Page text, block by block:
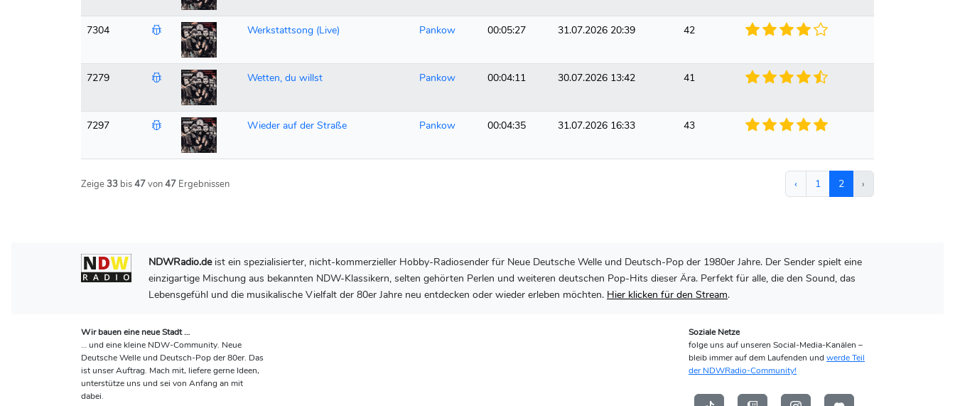
7304 Werkstattsong (Live) Pankow 00:05:27 31.07.2026 20:39 42
7279 Wetten, du willst Pankow 00:04:11 30.07.2026 13:42 41
7297 Wieder auf der Straße Pankow 00:04:35 31.07.2026 16:33 43
Zeige33 bis47von47 Ergebnissen ‹ 1 2 ›
NDWRadio.deist ein spezialisierter, nicht-kommerzieller Hobby-Radiosender für Neue Deutsche Welle und Deutsch-Pop der 1980er Jahre. Der Sender spielt eine
einzigartige Mischung aus bekannten NDW-Klassikern, selten gehörten Perlen und weiteren deutschen Pop-Hits dieser Ära. Perfekt für alle, die den Sound, das
Lebensgefühl und die musikalische Vielfalt der 80er Jahre neu entdecken oder wieder erleben möchten. Hier klicken für den Stream.
Wir bauen eine neue Stadt …
… und eine kleine NDW-Community. Neue
Deutsche Welle und Deutsch-Pop der 80er. Das
ist unser Auftrag. Mach mit, liefere gerne Ideen,
unterstütze uns und sei von Anfang an mit
dabei.
Soziale Netze
folge uns auf unseren Social-Media-Kanälen –
bleib immer auf dem Laufenden und werde Teil
der NDWRadio-Community!